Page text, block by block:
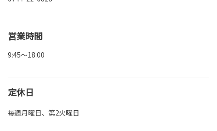
営業時間
9:45～18:00
定休日
毎週月曜日、第2火曜日